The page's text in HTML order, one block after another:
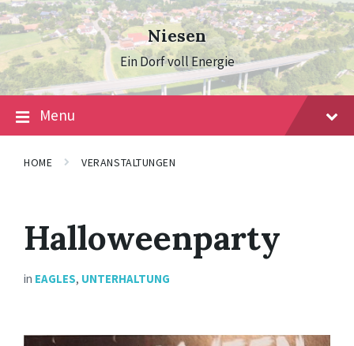
Skip
to
content
Skip
to
main
navigation
Skip
to
footer
Niesen
Ein Dorf voll Energie
Menu
HOME VERANSTALTUNGEN
Halloweenparty
in EAGLES, UNTERHALTUNG